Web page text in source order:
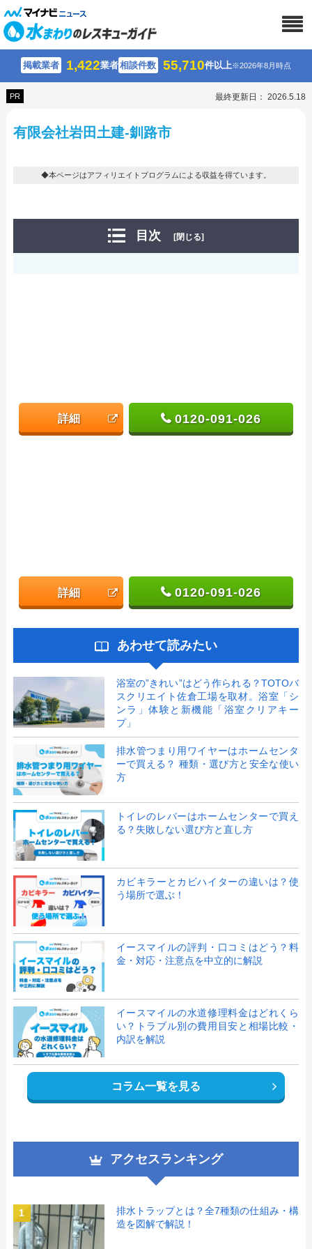
掲載業者 1,422業者相談件数 55,710件以上※2026年8月時点
PR 最終更新日： 2026.5.18
有限会社岩田土建-釧路市
◆本ページはアフィリエイトプログラムによる収益を得ています。
目次 [閉じる]
詳細 0120-091-026
詳細 0120-091-026
あわせて読みたい
浴室の”きれい”はどう作られる？TOTOバ
スクリエイト佐倉工場を取材。浴室「シ
ンラ」体験と新機能「浴室クリアキー
プ」
排水管つまり用ワイヤーはホームセンタ
ーで買える？ 種類・選び方と安全な使い
方
トイレのレバーはホームセンターで買え
る？失敗しない選び方と直し方
カビキラーとカビハイターの違いは？使
う場所で選ぶ！
イースマイルの評判・口コミはどう？料
金・対応・注意点を中立的に解説
イースマイルの水道修理料金はどれくら
い？トラブル別の費用目安と相場比較・
内訳を解説
コラム一覧を見る
アクセスランキング
1
排水トラップとは？全7種類の仕組み・構
造を図解で解説！